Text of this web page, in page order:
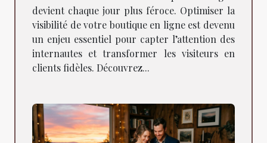
devient chaque jour plus féroce. Optimiser la
visibilité de votre boutique en ligne est devenu
un enjeu essentiel pour capter l’attention des
internautes et transformer les visiteurs en
clients fidèles. Découvrez...